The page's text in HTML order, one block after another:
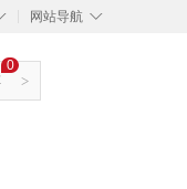
◇
网站导航
>
0